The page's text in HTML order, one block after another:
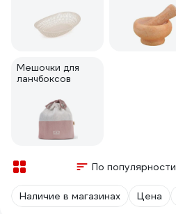
Мешочки для
ланчбоксов
По популярности
Наличие в магазинах Цена